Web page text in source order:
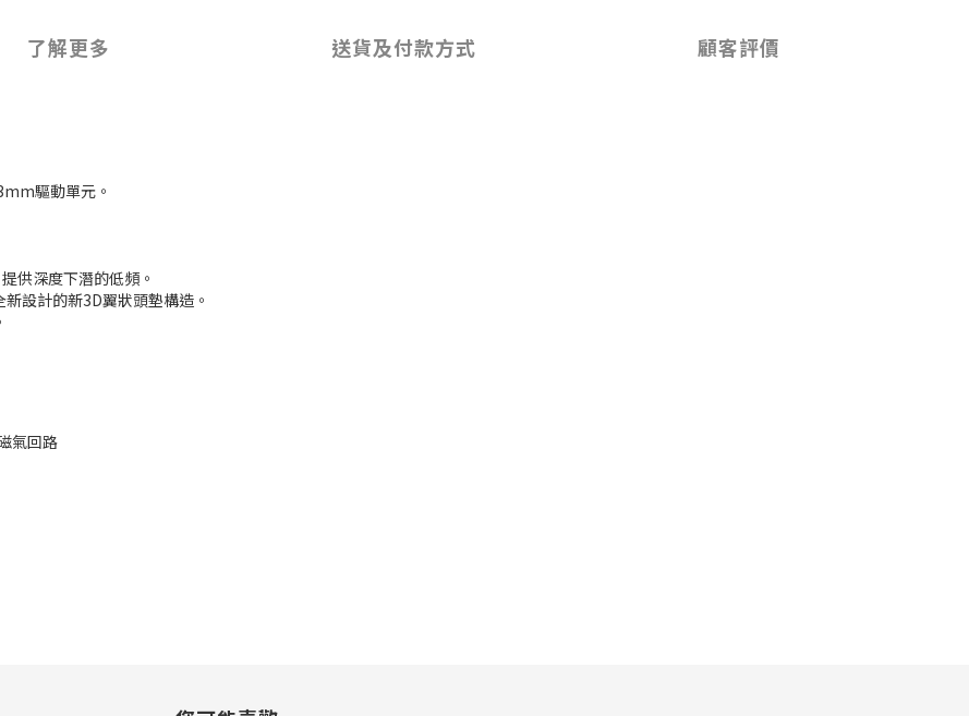
了解更多 送貨及付款方式 顧客評價
驅動單元。
供深度下潛的低頻。
設計的新3D翼狀頭墊構造。
氣回路